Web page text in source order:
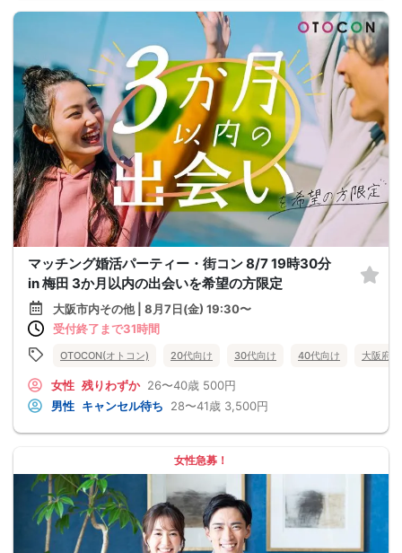
マッチング婚活パーティー・街コン 8/7 19時30分
in 梅田 3か月以内の出会いを希望の方限定
大阪市内その他 | 8月7日(金) 19:30〜
受付終了まで31時間
OTOCON(オトコン) 20代向け 30代向け 40代向け 大阪府
女性 残りわずか 26〜40歳 500円
男性 キャンセル待ち 28〜41歳 3,500円
女性急募！